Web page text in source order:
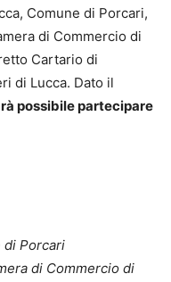
Comune di Porcari,
di Commercio di
Cartario di
di Lucca. Dato il
possibile partecipare
di Porcari
di Commercio di